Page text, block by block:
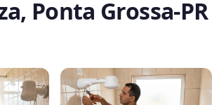
Ponta Grossa‑PR